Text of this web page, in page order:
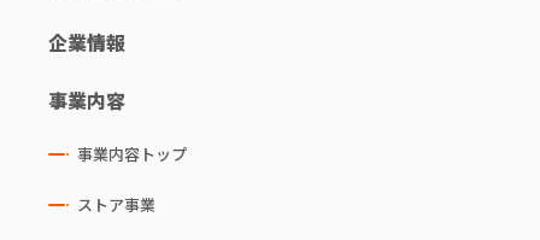
企業情報
事業内容
事業内容トップ
ストア事業